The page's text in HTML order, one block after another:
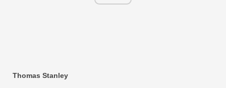
Thomas Stanley